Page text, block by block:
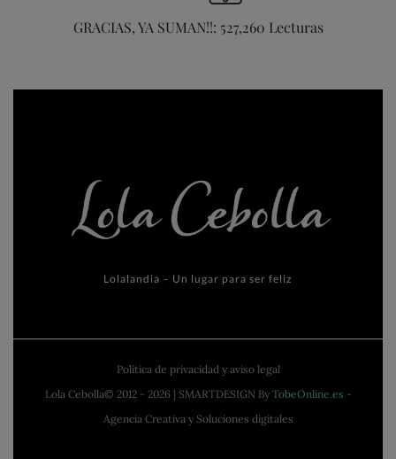
GRACIAS, YA SUMAN!!: 527,260 Lecturas
Lolalandia – Un lugar para ser feliz
Política de privacidad y aviso legal
Lola Cebolla© 2012 - 2026 | SMARTDESIGN By TobeOnline.es -
Agencia Creativa y Soluciones digitales